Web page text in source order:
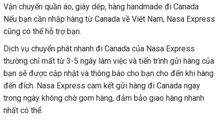
Vận chuyển quần áo, giày dép, hàng handmade đi Canada
Nếu bạn cần nhập hàng từ Canada về Việt Nam, Nasa Express
cũng có thể hỗ trợ bạn.
Dịch vụ chuyển phát nhanh đi Canada của Nasa Express
thường chỉ mất từ ​​3-5 ngày làm việc và tiến trình gửi hàng của
bạn sẽ được cập nhật và thông báo cho bạn cho đến khi hàng
đến đích. Nasa Express cam kết gửi hàng đi Canada ngay
trong ngày không chờ gom hàng, đảm bảo giao hàng nhanh
nhất có thể.